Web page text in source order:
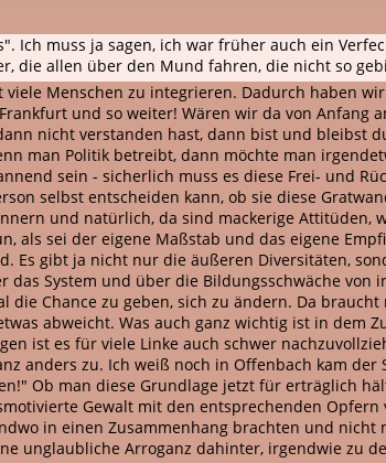
Ich muss ja sagen, ich war früher auch ein
die allen über den Mund fahren, die nicht so
Menschen zu integrieren. Dadurch haben
und so weiter! Wären wir da von Anfang
nicht verstanden hast, dann bist und bleibst
man Politik betreibt, dann möchte man
sein - sicherlich muss es diese Frei- und
selbst entscheiden kann, ob sie diese
und natürlich, da sind mackerige Attitüden,
als sei der eigene Maßstab und das eigene
Es gibt ja nicht nur die äußeren Diversitäten,
System und über die Bildungsschwäche von
Chance zu geben, sich zu ändern. Da
abweicht. Was auch ganz wichtig ist in dem
ist es für viele Linke auch schwer
anders zu. Ich weiß noch in Offenbach kam der
Ob man diese Grundlage jetzt für erträglich
Gewalt mit den entsprechenden
in einen Zusammenhang brachten und nicht
unglaubliche Arroganz dahinter, irgendwie zu